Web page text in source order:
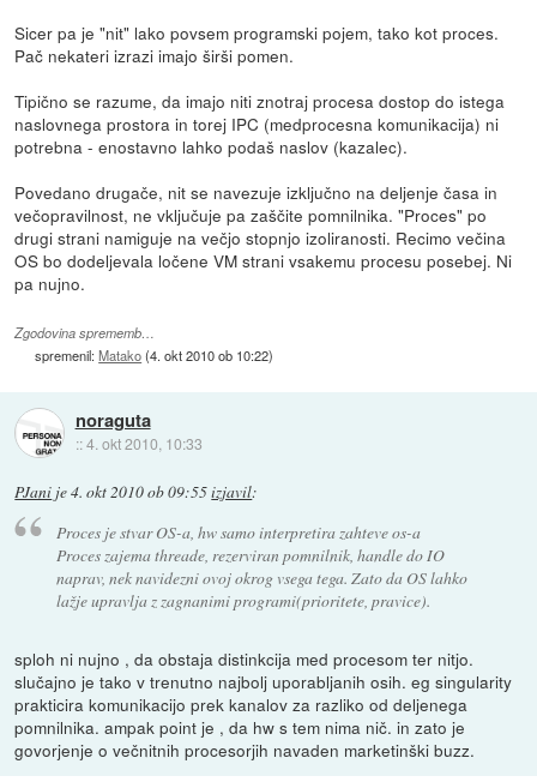
Sicer pa je "nit" lako povsem programski pojem, tako kot proces.
Pač nekateri izrazi imajo širši pomen.
Tipično se razume, da imajo niti znotraj procesa dostop do istega
naslovnega prostora in torej IPC (medprocesna komunikacija) ni
potrebna - enostavno lahko podaš naslov (kazalec).
Povedano drugače, nit se navezuje izključno na deljenje časa in
večopravilnost, ne vključuje pa zaščite pomnilnika. "Proces" po
drugi strani namiguje na večjo stopnjo izoliranosti. Recimo večina
OS bo dodeljevala ločene VM strani vsakemu procesu posebej. Ni
pa nujno.
Zgodovina sprememb…
spremenil:Matako(4. okt 2010 ob 10:22)
noraguta
::4. okt 2010, 10:33
PJani je4. okt 2010 ob 09:55izjavil:
Proces je stvar OS-a, hw samo interpretira zahteve os-a
Proces zajema threade, rezerviran pomnilnik, handle do IO
naprav, nek navidezni ovoj okrog vsega tega. Zato da OS lahko
lažje upravlja z zagnanimi programi(prioritete, pravice).
sploh ni nujno , da obstaja distinkcija med procesom ter nitjo.
slučajno je tako v trenutno najbolj uporabljanih osih. eg singularity
prakticira komunikacijo prek kanalov za razliko od deljenega
pomnilnika. ampak point je , da hw s tem nima nič. in zato je
govorjenje o večnitnih procesorjih navaden marketinški buzz.